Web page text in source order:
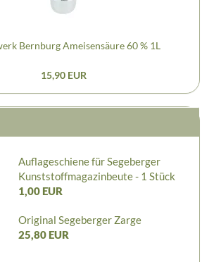
Bernburg Ameisensäure 60 % 1L
15,90 EUR
Auflageschiene für Segeberger
Kunststoffmagazinbeute - 1 Stück
1,00 EUR
Original Segeberger Zarge
25,80 EUR